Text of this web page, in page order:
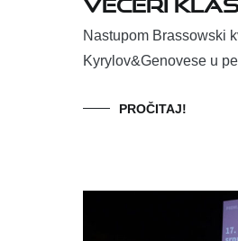
Nastupom Brassowski
Kyrylov&Genovese u
PROČITAJ!